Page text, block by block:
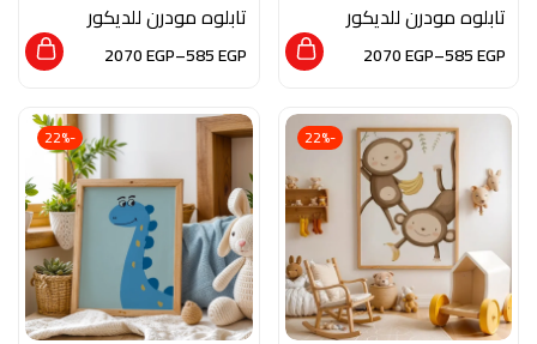
تابلوه مودرن للديكور
من الخشب الطبيعي و
الزجاج بلمسه من الفن
585EGP
–
2070EGP
تابلوه مودرن للديكور
من الخشب الطبيعي و
الزجاج بلمسه من الفن
585EGP
–
2070EGP
-22%
-22%